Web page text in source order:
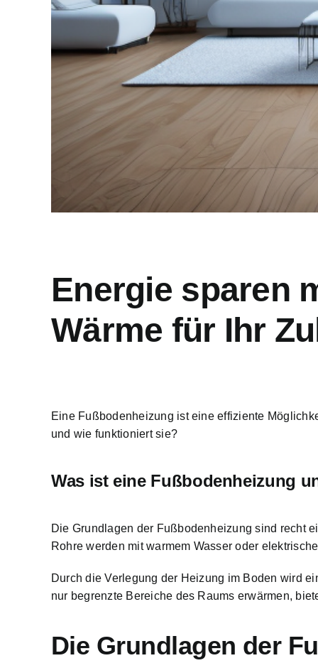
Energie sparen
Wärme für Ihr
Eine Fußbodenheizung ist eineeffiziente
und wie funktioniert sie?
Was ist eine Fußbodenheizung
Die Grundlagen der Fußbodenheizung sind recht
Rohre werden mit warmem Wasser oder
Durch die Verlegung der Heizung im Boden wird
nur begrenzte Bereiche des Raums erwärmen,
Die Grundlagen der